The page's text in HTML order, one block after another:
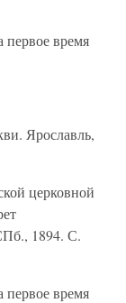
первое время
Ярославль,
церковной
1894. С.
первое время